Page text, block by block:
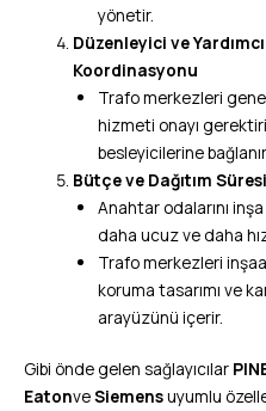
yönetir.
Düzenleyici ve
Koordinasyonu
Trafo merkezleri
hizmeti onayı
besleyicilerine bağlanır.
Bütçe ve Dağıtım Süresi
Anahtar odalarını
daha ucuz ve daha
Trafo merkezleri
koruma tasarımı ve
arayüzünü içerir.
Gibi önde gelen sağlayıcılar
EatonveSiemensuyumlu